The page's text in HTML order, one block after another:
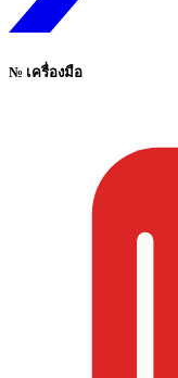
№ เครื่องมือ